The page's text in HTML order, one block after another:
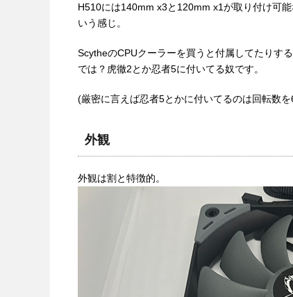
H510には140mm x3と120mm x1が取り付け可
いう感じ。
ScytheのCPUクーラーを買うと付属してたりす
では？虎徹2とか忍者5に付いてる奴です。
(厳密に言えば忍者5とかに付いてるのは回転数
外観
外観は割と特徴的。